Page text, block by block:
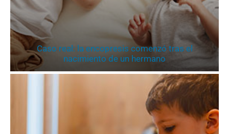
Caso real: la encopresis comenzó tras el
nacimiento de un hermano